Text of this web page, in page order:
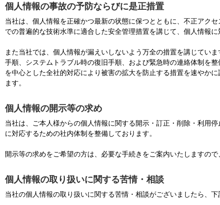
個人情報の事故の予防ならびに是正措置
当社は、個人情報を正確かつ最新の状態に保つとともに、不正アク
での普遍的な技術水準に適合した安全管理措置を講じて、個人情報
また当社では、個人情報が漏えいしないよう万全の措置を講じてい
手順、システムトラブル時の復旧手順、および緊急時の連絡体制を
を中心とした全社的対応により被害の拡大を防止する措置を速やか
ます。
個人情報の開示等の求め
当社は、ご本人様からの個人情報に関する開示・訂正・削除・利用
に対応するための社内体制を整備しております。
開示等の求めをご希望の方は、必要な手続きをご案内いたしますの
個人情報の取り扱いに関する苦情・相談
当社の個人情報の取り扱いに関する苦情・相談がございましたら、